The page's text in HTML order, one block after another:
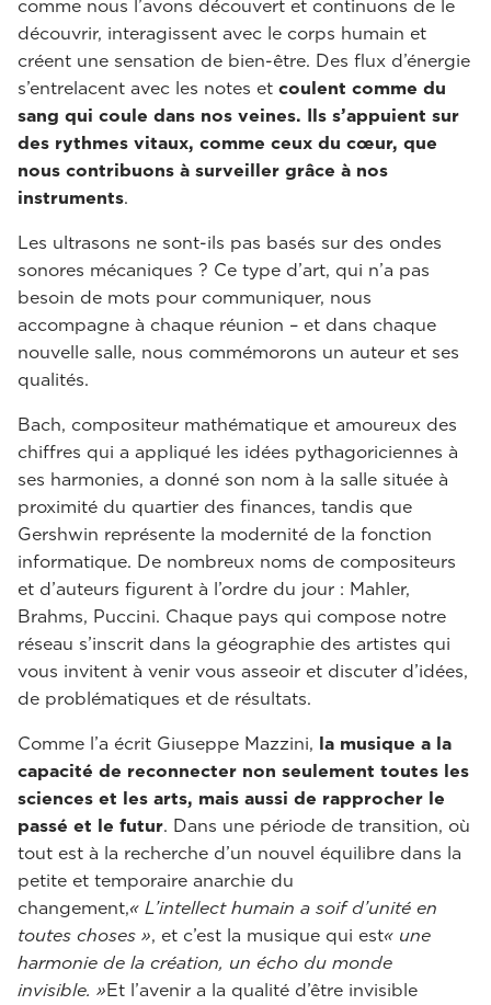
comme nous l’avons découvert et continuons de le
découvrir, interagissent avec le corps humain et
créent une sensation de bien-être. Des flux d’énergie
s’entrelacent avec les notes et coulent comme du
sang qui coule dans nos veines. Ils s’appuient sur
des rythmes vitaux, comme ceux du cœur, que
nous contribuons à surveiller grâce à nos
instruments.
Les ultrasons ne sont-ils pas basés sur des ondes
sonores mécaniques ? Ce type d’art, qui n’a pas
besoin de mots pour communiquer, nous
accompagne à chaque réunion – et dans chaque
nouvelle salle, nous commémorons un auteur et ses
qualités.
Bach, compositeur mathématique et amoureux des
chiffres qui a appliqué les idées pythagoriciennes à
ses harmonies, a donné son nom à la salle située à
proximité du quartier des finances, tandis que
Gershwin représente la modernité de la fonction
informatique. De nombreux noms de compositeurs
et d’auteurs figurent à l’ordre du jour : Mahler,
Brahms, Puccini. Chaque pays qui compose notre
réseau s’inscrit dans la géographie des artistes qui
vous invitent à venir vous asseoir et discuter d’idées,
de problématiques et de résultats.
Comme l’a écrit Giuseppe Mazzini, la musique a la
capacité de reconnecter non seulement toutes les
sciences et les arts, mais aussi de rapprocher le
passé et le futur. Dans une période de transition, où
tout est à la recherche d’un nouvel équilibre dans la
petite et temporaire anarchie du
changement,« L’intellect humain a soif d’unité en
toutes choses », et c’est la musique qui est« une
harmonie de la création, un écho du monde
invisible. »Et l’avenir a la qualité d’être invisible